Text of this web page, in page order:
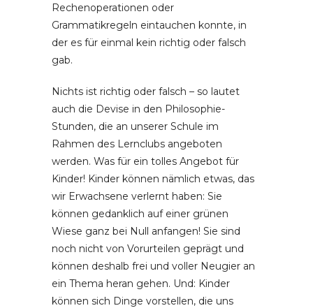
Rechenoperationen oder
Grammatikregeln eintauchen konnte, in
der es für einmal kein richtig oder falsch
gab.
Nichts ist richtig oder falsch – so lautet
auch die Devise in den Philosophie-
Stunden, die an unserer Schule im
Rahmen des Lernclubs angeboten
werden. Was für ein tolles Angebot für
Kinder! Kinder können nämlich etwas, das
wir Erwachsene verlernt haben: Sie
können gedanklich auf einer grünen
Wiese ganz bei Null anfangen! Sie sind
noch nicht von Vorurteilen geprägt und
können deshalb frei und voller Neugier an
ein Thema heran gehen. Und: Kinder
können sich Dinge vorstellen, die uns